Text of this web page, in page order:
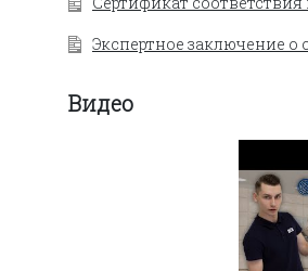
Экспертное заключение
Видео